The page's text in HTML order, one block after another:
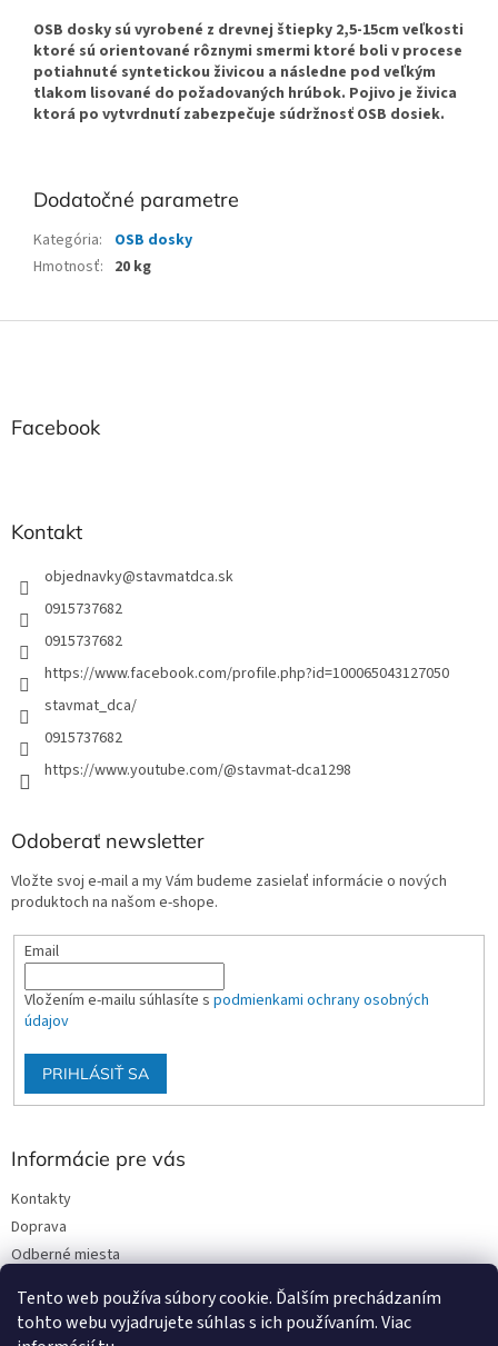
Tento web používa súbory cookie. Ďalším prechádzaním
tohto webu vyjadrujete súhlas s ich používaním. Viac
OSB dosky sú vyrobené z drevnej štiepky 2,5-15cm veľkosti
ktoré sú orientované rôznymi smermi ktoré boli v procese
potiahnuté syntetickou živicou a následne pod veľkým
tlakom lisované do požadovaných hrúbok. Pojivo je živica
ktorá po vytvrdnutí zabezpečuje súdržnosť OSB dosiek.
Dodatočné parametre
Kategória:
OSB dosky
Hmotnosť: 20 kg
Z
Facebook
Kontakt
objednavky@stavmatdca.sk
0915737682
0915737682
https://www.facebook.com/profile.php?id=100065043127050
stavmat_dca/
0915737682
https://www.youtube.com/@stavmat-dca1298
Odoberať newsletter
Vložte svoj e-mail a my Vám budeme zasielať informácie o nových
produktoch na našom e-shope.
Email
Vložením e-mailu súhlasíte s podmienkami ochrany osobných
údajov
PRIHLÁSIŤ SA
Informácie pre vás
Kontakty
Doprava
Odberné miesta
Obchodné podmienky